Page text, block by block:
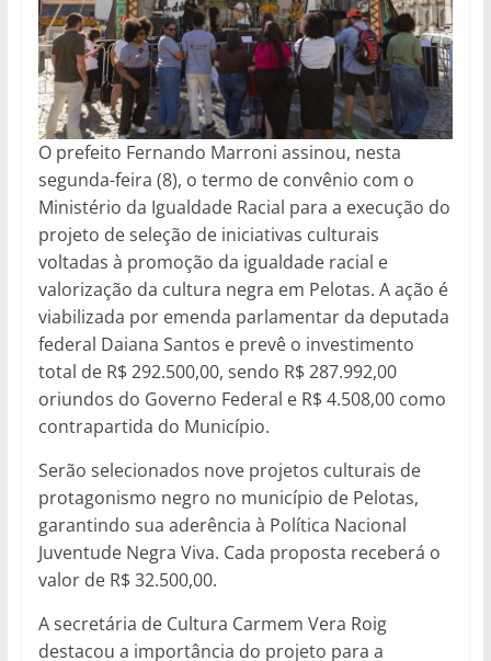
O prefeito Fernando Marroni assinou, nesta
segunda-feira (8), o termo de convênio com o
Ministério da Igualdade Racial para a execução do
projeto de seleção de iniciativas culturais
voltadas à promoção da igualdade racial e
valorização da cultura negra em Pelotas. A ação é
viabilizada por emenda parlamentar da deputada
federal Daiana Santos e prevê o investimento
total de R$ 292.500,00, sendo R$ 287.992,00
oriundos do Governo Federal e R$ 4.508,00 como
contrapartida do Município.
Serão selecionados nove projetos culturais de
protagonismo negro no município de Pelotas,
garantindo sua aderência à Política Nacional
Juventude Negra Viva. Cada proposta receberá o
valor de R$ 32.500,00.
A secretária de Cultura Carmem Vera Roig
destacou a importância do projeto para a